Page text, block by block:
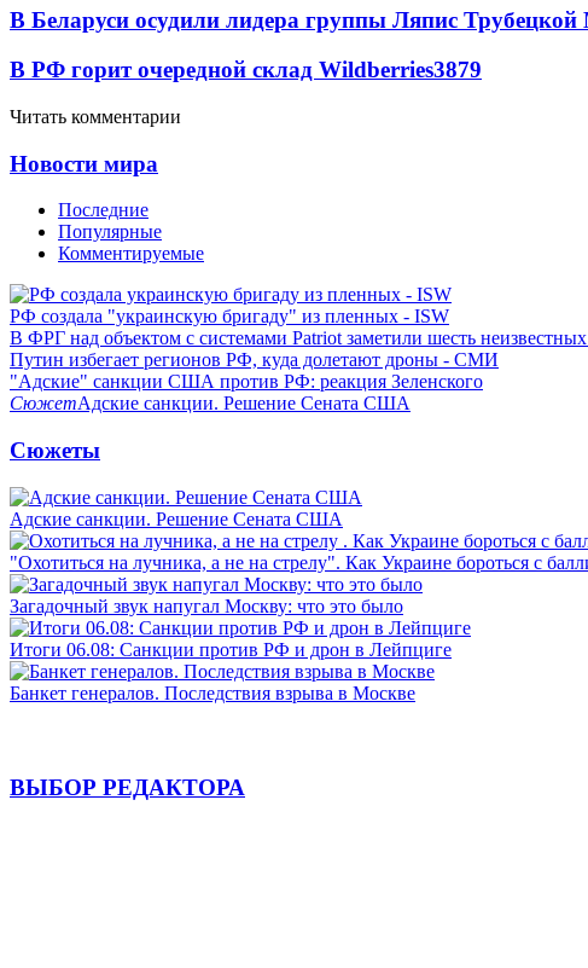
В Беларуси осудили лидера группы Ляпис
В РФ горит очередной склад Wildberries3879
Читать комментарии
Новости мира
Последние
Популярные
Комментируемые
РФ создала "украинскую бригаду" из пленных - ISW
В ФРГ над объектом с системами Patriot заметили шесть
Путин избегает регионов РФ, куда долетают дроны - СМИ
"Адские" санкции США против РФ: реакция Зеленского
СюжетАдские санкции. Решение Сената США
Сюжеты
Адские санкции. Решение Сената США
"Охотиться на лучника, а не на стрелу". Как Украине бороться с
Загадочный звук напугал Москву: что это было
Итоги 06.08: Санкции против РФ и дрон в Лейпциге
Банкет генералов. Последствия взрыва в Москве
ВЫБОР РЕДАКТОРА